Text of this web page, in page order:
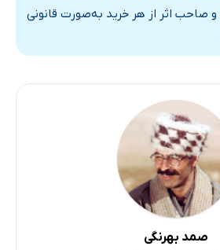
صاحب اثر از هر خرید به‌صورت قانونی
صمد بهرنگی